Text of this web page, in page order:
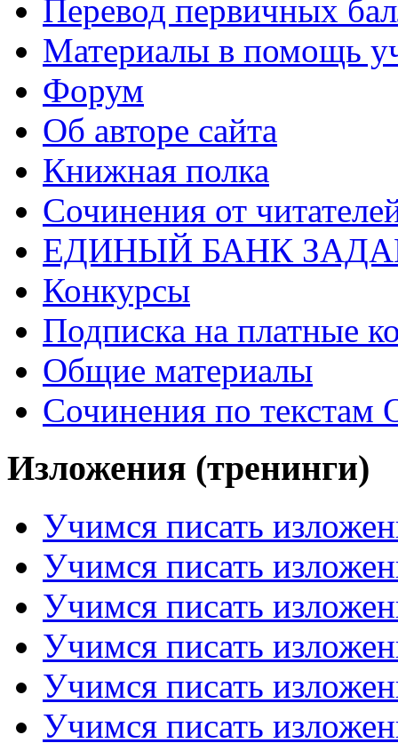
Перевод первичных
Материалы в помощь
Форум
Об авторе сайта
Книжная полка
Cочинения от
ЕДИНЫЙ БАНК
Конкурсы
Подписка на платные
Общие материалы
Сочинения по текстам
Изложения (тренинги)
Учимся писать
Учимся писать
Учимся писать
Учимся писать
Учимся писать
Учимся писать